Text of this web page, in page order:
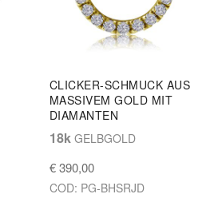
CLICKER-SCHMUCK AUS
MASSIVEM GOLD MIT
DIAMANTEN
18kGELBGOLD
€ 390,00
COD: PG-BHSRJD